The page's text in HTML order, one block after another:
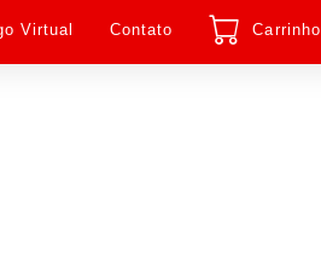
Virtual Contato Carrinho